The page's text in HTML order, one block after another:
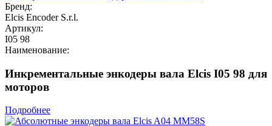
Бренд:
Elcis Encoder S.r.l.
Артикул:
I05 98
Наименование:
Инкрементальные энкодеры вала Elcis I05 98 для
моторов
Подробнее